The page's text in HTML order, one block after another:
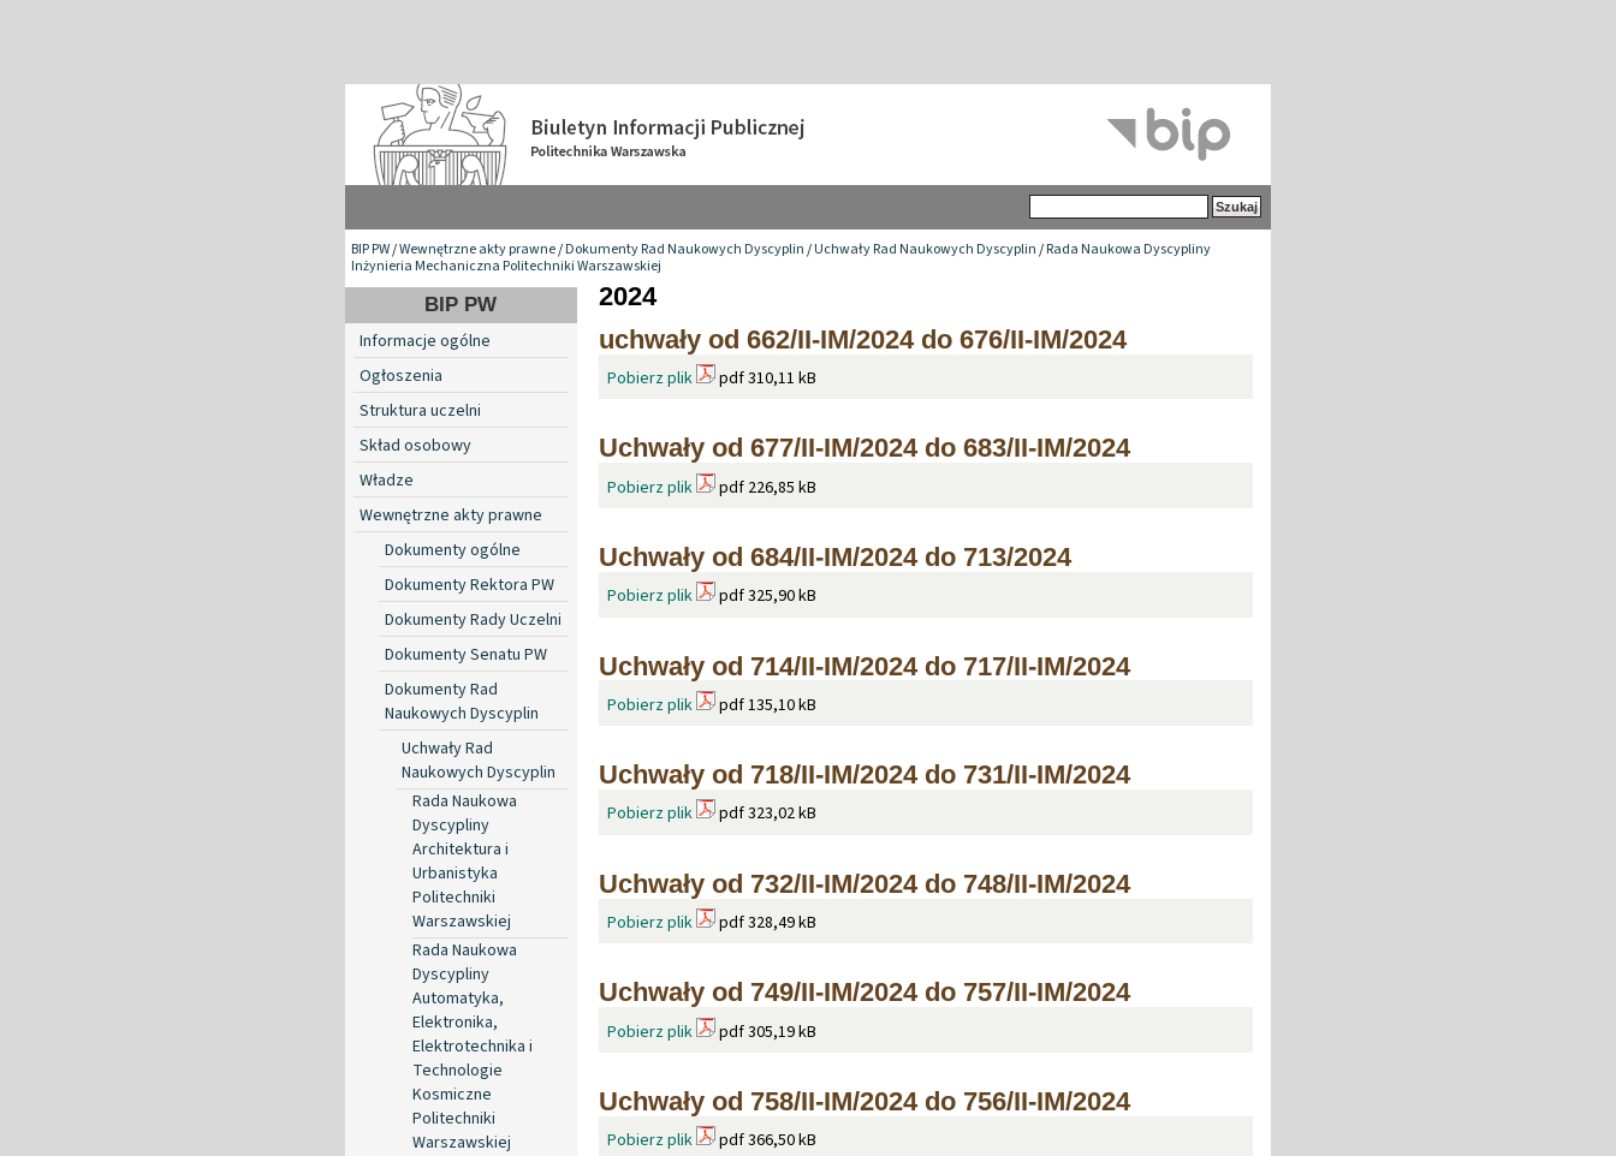
BIP PW/Wewnętrzne akty prawne/Dokumenty Rad Naukowych Dyscyplin/Uchwały Rad Naukowych Dyscyplin/Rada Naukowa Dyscypliny
Inżynieria Mechaniczna Politechniki Warszawskiej
BIP PW
Informacje ogólne
Ogłoszenia
Struktura uczelni
Skład osobowy
Władze
Wewnętrzne akty prawne
Dokumenty ogólne
Dokumenty Rektora PW
Dokumenty Rady Uczelni
Dokumenty Senatu PW
Dokumenty Rad
Naukowych Dyscyplin
Uchwały Rad
Naukowych Dyscyplin
Rada Naukowa
Dyscypliny
Architektura i
Urbanistyka
Politechniki
Warszawskiej
Rada Naukowa
Dyscypliny
Automatyka,
Elektronika,
Elektrotechnika i
Technologie
Kosmiczne
Politechniki
Warszawskiej
2024
uchwały od 662/II-IM/2024 do 676/II-IM/2024
Pobierz plik pdf 310,11 kB
Uchwały od 677/II-IM/2024 do 683/II-IM/2024
Pobierz plik pdf 226,85 kB
Uchwały od 684/II-IM/2024 do 713/2024
Pobierz plik pdf 325,90 kB
Uchwały od 714/II-IM/2024 do 717/II-IM/2024
Pobierz plik pdf 135,10 kB
Uchwały od 718/II-IM/2024 do 731/II-IM/2024
Pobierz plik pdf 323,02 kB
Uchwały od 732/II-IM/2024 do 748/II-IM/2024
Pobierz plik pdf 328,49 kB
Uchwały od 749/II-IM/2024 do 757/II-IM/2024
Pobierz plik pdf 305,19 kB
Uchwały od 758/II-IM/2024 do 756/II-IM/2024
Pobierz plik pdf 366,50 kB